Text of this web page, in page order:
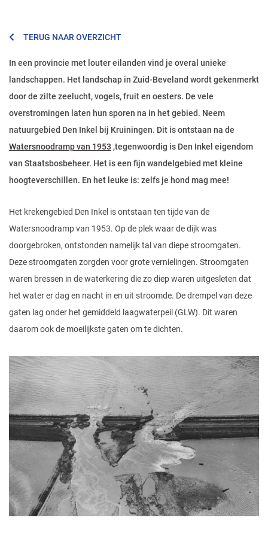
TERUG NAAR OVERZICHT
In een provincie met louter eilanden vind je overal unieke
landschappen. Het landschap in Zuid-Beveland wordt gekenmerkt
door de zilte zeelucht, vogels, fruit en oesters. De vele
overstromingen laten hun sporen na in het gebied. Neem
natuurgebied Den Inkel bij Kruiningen. Dit is ontstaan na de
Watersnoodramp van 1953 ,tegenwoordig is Den Inkel eigendom
van Staatsbosbeheer. Het is een fijn wandelgebied met kleine
hoogteverschillen. En het leuke is: zelfs je hond mag mee!
Het krekengebied Den Inkel is ontstaan ten tijde van de
Watersnoodramp van 1953. Op de plek waar de dijk was
doorgebroken, ontstonden namelijk tal van diepe stroomgaten.
Deze stroomgaten zorgden voor grote vernielingen. Stroomgaten
waren bressen in de waterkering die zo diep waren uitgesleten dat
het water er dag en nacht in en uit stroomde. De drempel van deze
gaten lag onder het gemiddeld laagwaterpeil (GLW). Dit waren
daarom ook de moeilijkste gaten om te dichten.